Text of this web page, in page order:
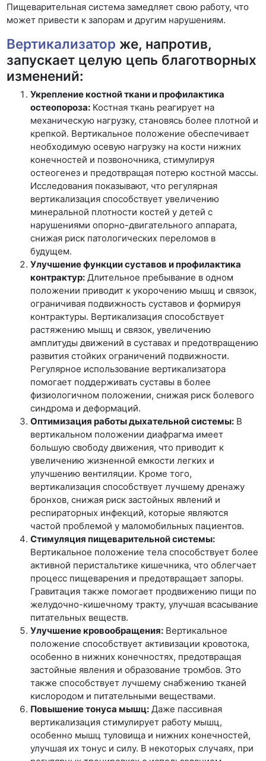
Пищеварительная система замедляет свою работу, что
может привести к запорам и другим нарушениям.
Вертикализатор же, напротив,
запускает целую цепь благотворных
изменений:
Укрепление костной ткани и профилактика
остеопороза: Костная ткань реагирует на
механическую нагрузку, становясь более плотной и
крепкой. Вертикальное положение обеспечивает
необходимую осевую нагрузку на кости нижних
конечностей и позвоночника, стимулируя
остеогенез и предотвращая потерю костной массы.
Исследования показывают, что регулярная
вертикализация способствует увеличению
минеральной плотности костей у детей с
нарушениями опорно-двигательного аппарата,
снижая риск патологических переломов в
будущем.
Улучшение функции суставов и профилактика
контрактур: Длительное пребывание в одном
положении приводит к укорочению мышц и связок,
ограничивая подвижность суставов и формируя
контрактуры. Вертикализация способствует
растяжению мышц и связок, увеличению
амплитуды движений в суставах и предотвращению
развития стойких ограничений подвижности.
Регулярное использование вертикализатора
помогает поддерживать суставы в более
физиологичном положении, снижая риск болевого
синдрома и деформаций.
Оптимизация работы дыхательной системы: В
вертикальном положении диафрагма имеет
большую свободу движения, что приводит к
увеличению жизненной емкости легких и
улучшению вентиляции. Кроме того,
вертикализация способствует лучшему дренажу
бронхов, снижая риск застойных явлений и
респираторных инфекций, которые являются
частой проблемой у маломобильных пациентов.
Стимуляция пищеварительной системы:
Вертикальное положение тела способствует более
активной перистальтике кишечника, что облегчает
процесс пищеварения и предотвращает запоры.
Гравитация также помогает продвижению пищи по
желудочно-кишечному тракту, улучшая всасывание
питательных веществ.
Улучшение кровообращения: Вертикальное
положение способствует активизации кровотока,
особенно в нижних конечностях, предотвращая
застойные явления и образование тромбов. Это
также способствует лучшему снабжению тканей
кислородом и питательными веществами.
Повышение тонуса мышц: Даже пассивная
вертикализация стимулирует работу мышц,
особенно мышц туловища и нижних конечностей,
улучшая их тонус и силу. В некоторых случаях, при